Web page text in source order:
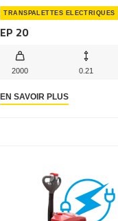
TRANSPALETTES ELECTRIQUES
EP 20
2000 0.21
EN SAVOIR PLUS